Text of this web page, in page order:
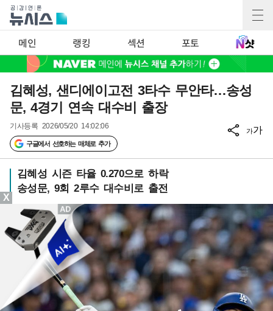
메인 랭킹 섹션 포토
김혜성, 샌디에이고전 3타수 무안타…송성
문, 4경기 연속 대수비 출장
기사등록 2026/05/20 14:02:06
구글에서 선호하는 매체로 추가
가가
김혜성 시즌 타율 0.270으로 하락
송성문, 9회 2루수 대수비로 출전
X